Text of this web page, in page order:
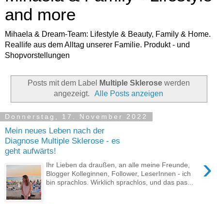
and more
Mihaela & Dream-Team: Lifestyle & Beauty, Family & Home.
Reallife aus dem Alltag unserer Familie. Produkt - und
Shopvorstellungen
Posts mit dem Label Multiple Sklerosewerden
angezeigt.
Alle Posts anzeigen
Donnerstag, 17. November 2022
Mein neues Leben nach der
Diagnose Multiple Sklerose - es
geht aufwärts!
›
Ihr Lieben da draußen, an alle meine Freunde,
Blogger Kolleginnen, Follower, LeserInnen - ich
bin sprachlos. Wirklich sprachlos, und das pas...